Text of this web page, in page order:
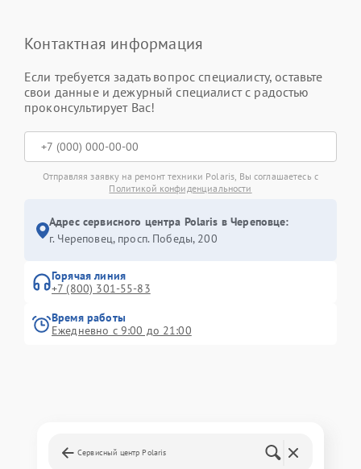
Контактная информация
Если требуется задать вопрос специалисту, оставьте
свои данные и дежурный специалист с радостью
проконсультирует Вас!
Отправляя заявку на ремонт техники Polaris, Вы соглашаетесь с
Политикой конфиденциальности
Адрес сервисного центра Polaris в Череповце:
г. Череповец, просп. Победы, 200
Горячая линия
+7 (800) 301-55-83
Время работы
Ежедневно с 9:00 до 21:00
Сервисный центр Polaris